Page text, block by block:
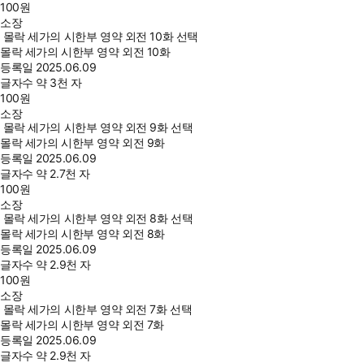
100원
소장
몰락 세가의 시한부 영약 외전 10화 선택
몰락 세가의 시한부 영약 외전 10화
등록일 2025.06.09
글자수 약 3천 자
100원
소장
몰락 세가의 시한부 영약 외전 9화 선택
몰락 세가의 시한부 영약 외전 9화
등록일 2025.06.09
글자수 약 2.7천 자
100원
소장
몰락 세가의 시한부 영약 외전 8화 선택
몰락 세가의 시한부 영약 외전 8화
등록일 2025.06.09
글자수 약 2.9천 자
100원
소장
몰락 세가의 시한부 영약 외전 7화 선택
몰락 세가의 시한부 영약 외전 7화
등록일 2025.06.09
글자수 약 2.9천 자